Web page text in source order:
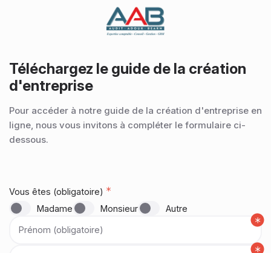
Téléchargez le guide de la création
d'entreprise
Pour accéder à notre guide de la création d'entreprise en
ligne, nous vous invitons à compléter le formulaire ci-
dessous.
Madame Monsieur Autre
Vous êtes (obligatoire)
Prénom (obligatoire)